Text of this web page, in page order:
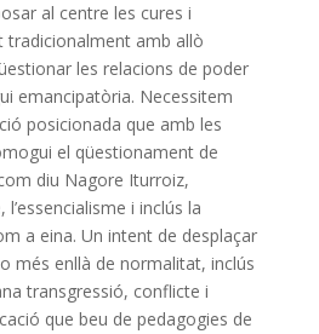
al centre les cures i
tradicionalment amb allò
les relacions de poder
emancipatòria. Necessitem
posicionada que amb les
el qüestionament de
diu Nagore Iturroiz,
i inclús la
a eina. Un intent de desplaçar
més enllà de normalitat, inclús
transgressió, conflicte i
que beu de pedagogies de